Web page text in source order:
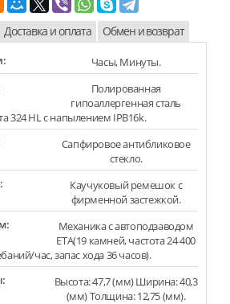
Доставка и оплата Обмен и возврат
Часы, Минуты.
Полированная
гипоаллергенная сталь
324 HL с напылением IPB16k.
Сапфировое антибликовое
стекло.
Каучуковый ремешок с
фирменной застежкой.
Механика с автоподзаводом
ETA(19 камней, частота 24 400
час, запас хода 36 часов).
Высота: 47,7 (мм) Ширина: 40,3
(мм) Толщина: 12,75 (мм).